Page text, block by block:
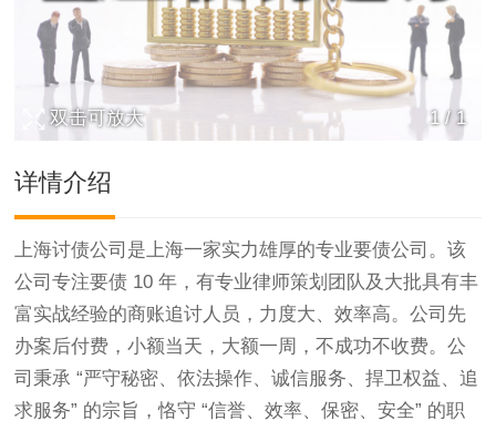
1/ 1
双击可放大
详情介绍
上海讨债公司 是上海一家实力雄厚的专业要债公司 。该
公司专注要债 10 年，有专业律师策划团队及大批具有丰
富实战经验的商账追讨人员，力度大、效率高。公司先
办案后付费，小额当天，大额一周，不成功不收费。公
司秉承 “严守秘密、依法操作、诚信服务、捍卫权益、追
求服务” 的宗旨，恪守 “信誉、效率、保密、安全” 的职